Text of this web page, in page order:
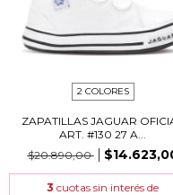
2 COLORES
ZAPATILLAS JAGUAR
ART. #130 27 A...
$20.890,00
3 cuotas sin interés de